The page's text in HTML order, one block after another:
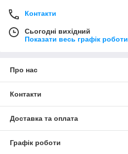
Контакти
Сьогодні вихідний
Показати весь графік роботи
Про нас
Контакти
Доставка та оплата
Графік роботи